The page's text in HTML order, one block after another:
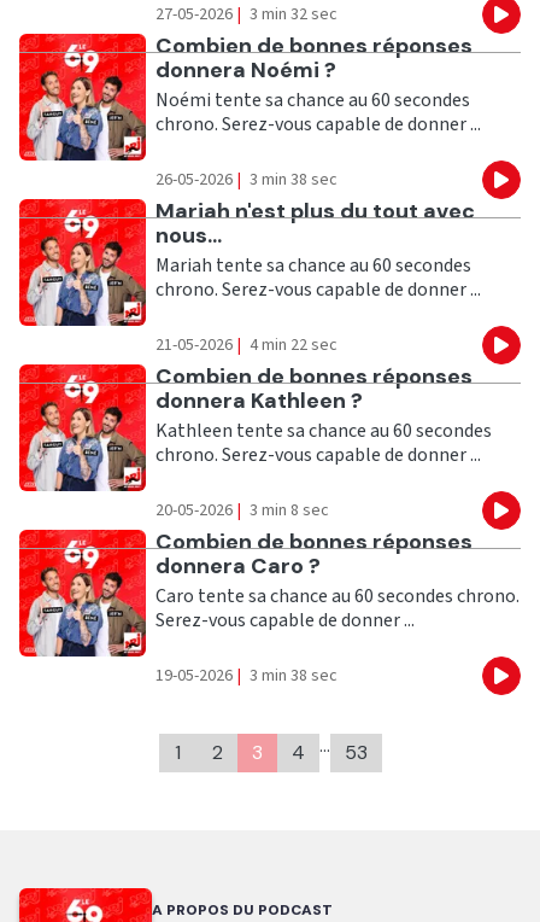
27-05-2026 | 3 min 32 sec
Ecouter
Combien de bonnes réponses
donnera Noémi ?
Noémi tente sa chance au 60 secondes
chrono. Serez-vous capable de donner ...
26-05-2026 | 3 min 38 sec
Ecouter
Mariah n'est plus du tout avec
nous...
Mariah tente sa chance au 60 secondes
chrono. Serez-vous capable de donner ...
21-05-2026 | 4 min 22 sec
Ecouter
Combien de bonnes réponses
donnera Kathleen ?
Kathleen tente sa chance au 60 secondes
chrono. Serez-vous capable de donner ...
20-05-2026 | 3 min 8 sec
Ecouter
Combien de bonnes réponses
donnera Caro ?
Caro tente sa chance au 60 secondes chrono.
Serez-vous capable de donner ...
19-05-2026 | 3 min 38 sec
1 2 3 4 … 53
A PROPOS DU PODCAST